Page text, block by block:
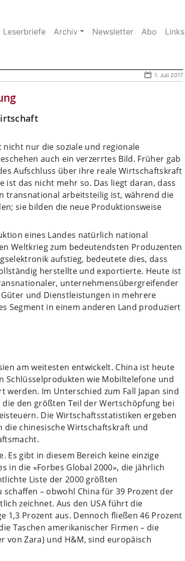
Leserbriefe Archiv Newsletter Abo Links
1. Juli 2017
nur die soziale und regionale
auch ein verzerrtes Bild. Früher gab
Aufschluss über ihre reale Wirtschaftskraft
ist das nicht mehr so. Das liegt daran, dass
transnational arbeitsteilig ist, während die
sie bilden die neue Produktionsweise
eines Landes natürlich national
Weltkrieg zum bedeutendsten Produzenten
aufstieg, bedeutete dies, dass
herstellte und exportierte. Heute ist
unternehmensübergreifender
und Dienstleistungen in mehrere
Segment in einem anderen Land produziert
am weitesten entwickelt. China ist heute
Schlüsselprodukten wie Mobiltelefone und
werden. Im Unterschied zum Fall Japan sind
den größten Teil der Wertschöpfung bei
Die Wirtschaftsstatistiken ergeben
die chinesische Wirtschaftskraft und
Es gibt in diesem Bereich keine einzige
in die «Forbes Global 2000», die jährlich
Liste der 2000 größten
– obwohl China für 39 Prozent der
zeichnet. Aus den USA führt die
1,3 Prozent aus. Dennoch fließen 46 Prozent
Taschen amerikanischer Firmen – die
von Zara) und H&M, sind europäisch